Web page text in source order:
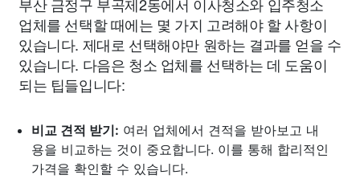
업체를 선택할 때에는 몇 가지 고려해야 할 사항이
있습니다. 제대로 선택해야만 원하는 결과를 얻을 수
있습니다. 다음은 청소 업체를 선택하는 데 도움이
되는 팁들입니다:
비교 견적 받기: 여러 업체에서 견적을 받아보고 내
용을 비교하는 것이 중요합니다. 이를 통해 합리적인
가격을 확인할 수 있습니다.